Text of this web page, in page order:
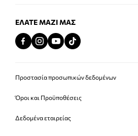
ΕΛΆΤΕ ΜΑΖΊ ΜΑΣ
Προστασία προσωπικών δεδομένων
Όροι και Προϋποθέσεις
Δεδομένα εταιρείας